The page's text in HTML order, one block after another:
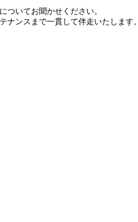
ついてお聞かせください。
ナンスまで一貫して伴走いたします。